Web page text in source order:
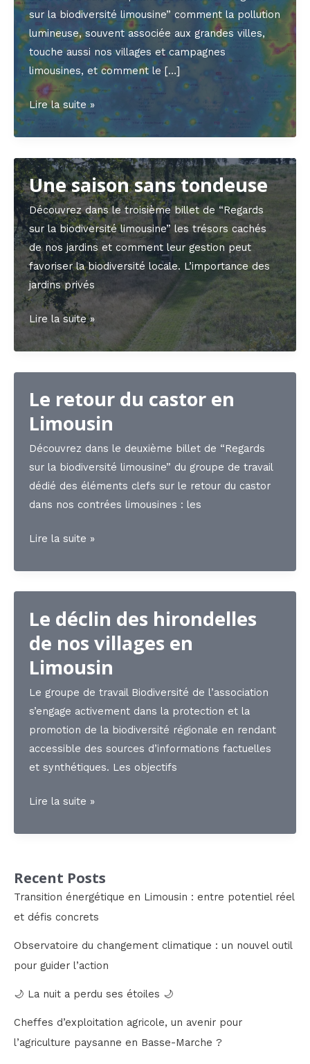
sur la biodiversité limousine” comment la pollution
lumineuse, souvent associée aux grandes villes,
touche aussi nos villages et campagnes
limousines, et comment le […]
🌙
La
nuit
a
perdu
ses
étoiles
🌙
Lire la suite »
Une saison sans tondeuse
Découvrez dans le troisième billet de “Regards
sur la biodiversité limousine” les trésors cachés
de nos jardins et comment leur gestion peut
favoriser la biodiversité locale. L’importance des
jardins privés
Une
saison
sans
tondeuse
Lire la suite »
Le retour du castor en
Limousin
Découvrez dans le deuxième billet de “Regards
sur la biodiversité limousine” du groupe de travail
dédié des éléments clefs sur le retour du castor
dans nos contrées limousines : les
Le
du
castor
en
Lire la suite »
Le déclin des hirondelles
de nos villages en
Limousin
Le groupe de travail Biodiversité de l’association
s’engage activement dans la protection et la
promotion de la biodiversité régionale en rendant
accessible des sources d’informations factuelles
et synthétiques. Les objectifs
Le
des
de
nos
villages en
Lire la suite »
Recent Posts
Transition énergétique en Limousin : entre potentiel réel
et défis concrets
Observatoire du changement climatique : un nouvel outil
pour guider l’action
🌙 La nuit a perdu ses étoiles 🌙
Cheffes d’exploitation agricole, un avenir pour
l’agriculture paysanne en Basse-Marche ?